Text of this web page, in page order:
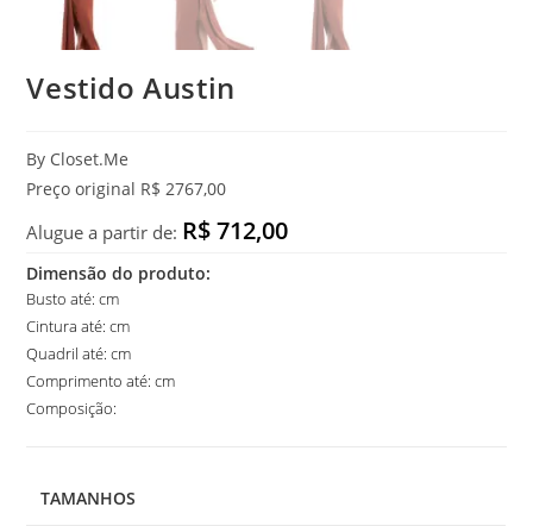
Vestido Austin
By Closet.Me
Preço original R$ 2767,00
Alugue a partir de: R$ 712,00
Dimensão do produto:
Busto até: cm
Cintura até: cm
Quadril até: cm
Comprimento até: cm
Composição:
TAMANHOS